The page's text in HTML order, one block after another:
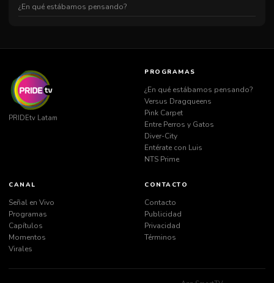
¿En qué estábamos pensando?
PRIDEtv Latam
PROGRAMAS
¿En qué estábamos pensando?
Versus Dragqueens
Pink Carpet
Entre Perros y Gatos
Diver-City
Entérate con Luis
NTS Prime
CANAL
Señal en Vivo
Programas
Capítulos
Momentos
Virales
CONTACTO
Contacto
Publicidad
Privacidad
Términos